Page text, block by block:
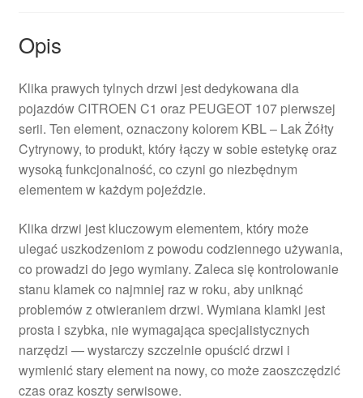
Opis
Klika prawych tylnych drzwi jest dedykowana dla
pojazdów CITROEN C1 oraz PEUGEOT 107 pierwszej
serii. Ten element, oznaczony kolorem KBL – Lak Żółty
Cytrynowy, to produkt, który łączy w sobie estetykę oraz
wysoką funkcjonalność, co czyni go niezbędnym
elementem w każdym pojeździe.
Klika drzwi jest kluczowym elementem, który może
ulegać uszkodzeniom z powodu codziennego używania,
co prowadzi do jego wymiany. Zaleca się kontrolowanie
stanu klamek co najmniej raz w roku, aby uniknąć
problemów z otwieraniem drzwi. Wymiana klamki jest
prosta i szybka, nie wymagająca specjalistycznych
narzędzi — wystarczy szczelnie opuścić drzwi i
wymienić stary element na nowy, co może zaoszczędzić
czas oraz koszty serwisowe.